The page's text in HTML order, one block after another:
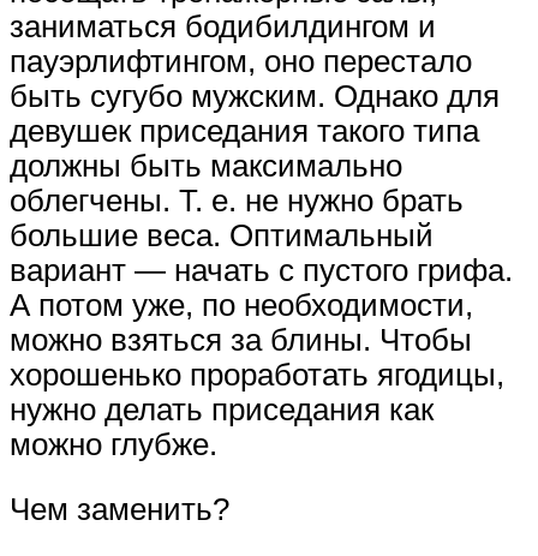
заниматься бодибилдингом и
пауэрлифтингом, оно перестало
быть сугубо мужским. Однако для
девушек приседания такого типа
должны быть максимально
облегчены. Т. е. не нужно брать
большие веса. Оптимальный
вариант — начать с пустого грифа.
А потом уже, по необходимости,
можно взяться за блины. Чтобы
хорошенько проработать ягодицы,
нужно делать приседания как
можно глубже.
Чем заменить?